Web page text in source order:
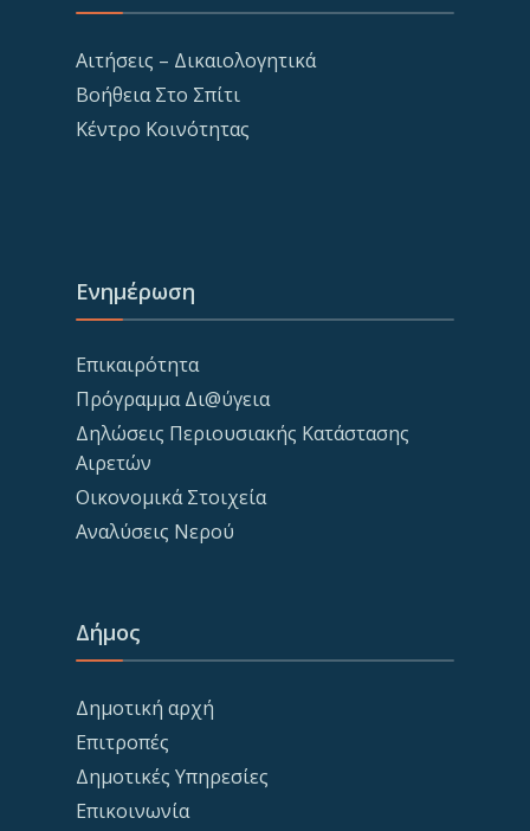
Αιτήσεις – Δικαιολογητικά
Βοήθεια Στο Σπίτι
Κέντρο Κοινότητας
Ενημέρωση
Επικαιρότητα
Πρόγραμμα Δι@ύγεια
Δηλώσεις Περιουσιακής Κατάστασης
Αιρετών
Οικονομικά Στοιχεία
Αναλύσεις Νερού
Δήμος
Δημοτική αρχή
Επιτροπές
Δημοτικές Υπηρεσίες
Επικοινωνία